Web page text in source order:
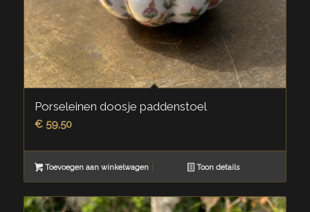
Porseleinen doosje paddenstoel
€59,50
Toevoegen aan winkelwagen Toon details